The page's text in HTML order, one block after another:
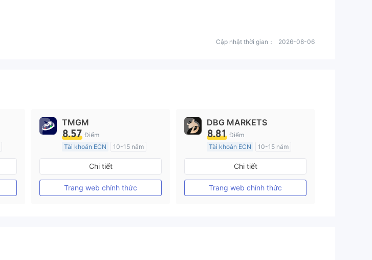
Cập nhật thời gian： 2026-08-06
TMGM
8.57 Điểm
Tài khoản ECN
10-15 năm
Đăng ký tại Nước Úc
MT4 Chính thức
Chi tiết
Trang web chính thức
DBG MARKETS
8.81 Điểm
Tài khoản ECN
10-15 năm
Đăng ký tại Nước Úc
MT4 Chính thức
Chi tiết
Trang web chính thức